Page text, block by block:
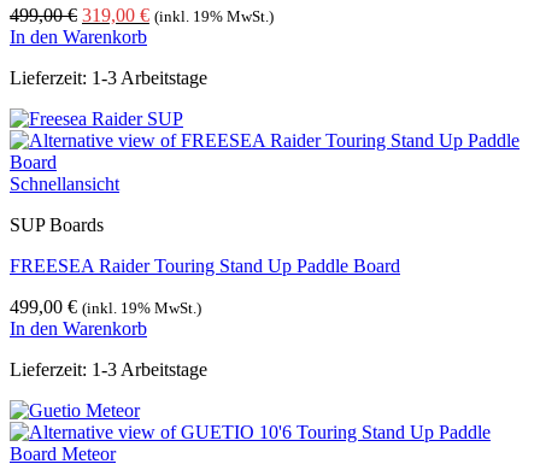
499,00€ Ursprünglicher
Preis
499,00 €
319,00 €Aktueller
319,00 €.
(inkl. 19% MwSt.)
In den Warenkorb
Lieferzeit: 1-3 Arbeitstage
Schnellansicht
SUP Boards
FREESEA Raider Touring Stand Up Paddle Board
499,00 € (inkl. 19% MwSt.)
In den Warenkorb
Lieferzeit: 1-3 Arbeitstage